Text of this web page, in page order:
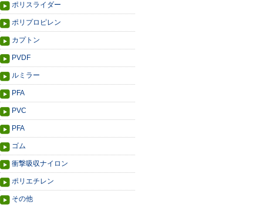
ポリスライダー
ポリプロピレン
カプトン
PVDF
ルミラー
PFA
PVC
PFA
ゴム
衝撃吸収ナイロン
ポリエチレン
その他